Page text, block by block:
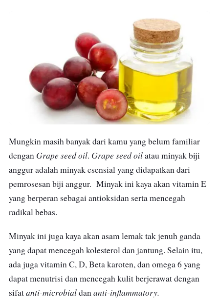
Mungkin masih banyak dari kamu yang belum familiar
dengan Grape seed oil. Grape seed oilatau minyak biji
anggur adalah minyak esensial yang didapatkan dari
pemrosesan biji anggur. Minyak ini kaya akan vitamin E
yang berperan sebagai antioksidan serta mencegah
radikal bebas.
Minyak ini juga kaya akan asam lemak tak jenuh ganda
yang dapat mencegah kolesterol dan jantung. Selain itu,
ada juga vitamin C, D, Beta karoten, dan omega 6 yang
dapat menutrisi dan mencegah kulit berjerawat dengan
sifatanti-microbialdananti-inflammatory.